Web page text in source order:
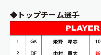
◆トップチーム選手